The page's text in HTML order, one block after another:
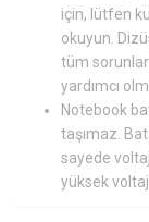
için, lütfen
okuyun.
tüm
yardımcı
Notebook
taşımaz.
sayede
yüksek